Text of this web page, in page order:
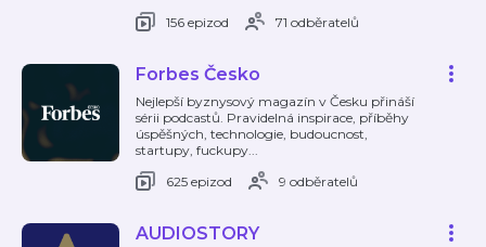
156 epizod
71 odběratelů
Forbes Česko
Nejlepší byznysový magazín v Česku přináší
sérii podcastů. Pravidelná inspirace, příběhy
úspěšných, technologie, budoucnost,
startupy, fuckupy...
625 epizod
9 odběratelů
AUDIOSTORY